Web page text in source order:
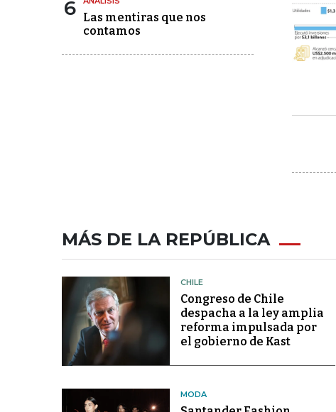
6 Las mentiras que nos
contamos
MÁS DE LA REPÚBLICA
CHILE
Congreso de Chile
despacha a la ley amplia
reforma impulsada por
el gobierno de Kast
MODA